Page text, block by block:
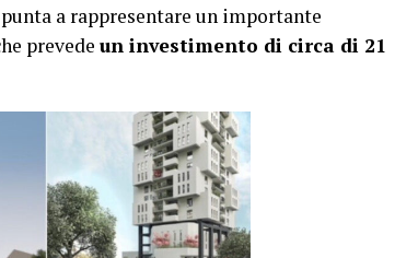
a rappresentare un importante
prevede un investimento di circa di 21